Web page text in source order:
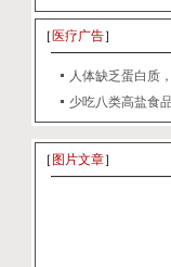
［ 医疗广告］
人体缺乏蛋白质
少吃八类高盐食
［ 图片文章］